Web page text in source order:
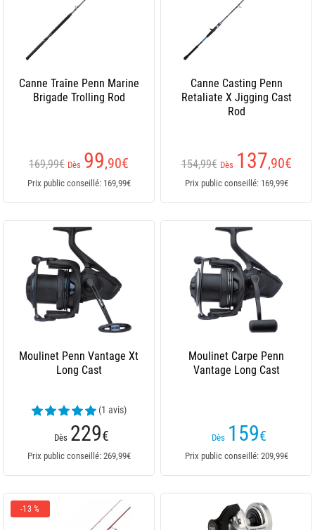
Canne Traîne Penn Marine
Brigade Trolling Rod
169,99€ Dès 99,90€
Prix public conseillé: 169,99€
Canne Casting Penn
Retaliate X Jigging Cast
Rod
154,99€ Dès 137,90€
Prix public conseillé: 169,99€
Moulinet Penn Vantage Xt
Long Cast
(1 avis)
Dès 229€
Prix public conseillé: 269,99€
Moulinet Carpe Penn
Vantage Long Cast
Dès 159€
Prix public conseillé: 209,99€
-13 %